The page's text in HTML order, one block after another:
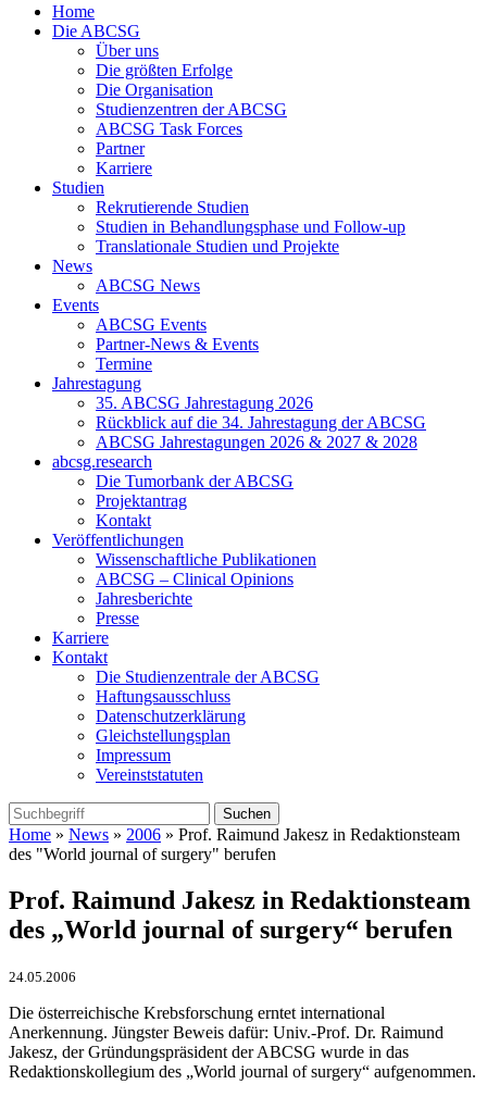
Home
Die ABCSG
Über uns
Die größten Erfolge
Die Organisation
Studienzentren der ABCSG
ABCSG Task Forces
Partner
Karriere
Studien
Rekrutierende Studien
Studien in Behandlungsphase und Follow-up
Translationale Studien und Projekte
News
ABCSG News
Events
ABCSG Events
Partner-News & Events
Termine
Jahrestagung
35. ABCSG Jahrestagung 2026
Rückblick auf die 34. Jahrestagung der ABCSG
ABCSG Jahrestagungen 2026 & 2027 & 2028
abcsg.research
Die Tumorbank der ABCSG
Projektantrag
Kontakt
Veröffentlichungen
Wissenschaftliche Publikationen
ABCSG – Clinical Opinions
Jahresberichte
Presse
Karriere
Kontakt
Die Studienzentrale der ABCSG
Haftungsausschluss
Datenschutzerklärung
Gleichstellungsplan
Impressum
Vereinststatuten
Home » News » 2006 » Prof. Raimund Jakesz in Redaktionsteam
des "World journal of surgery" berufen
Prof. Raimund Jakesz in Redaktionsteam
des „World journal of surgery“ berufen
24.05.2006
Die österreichische Krebsforschung erntet international
Anerkennung. Jüngster Beweis dafür: Univ.-Prof. Dr. Raimund
Jakesz, der Gründungspräsident der ABCSG wurde in das
Redaktionskollegium des „World journal of surgery“ aufgenommen.